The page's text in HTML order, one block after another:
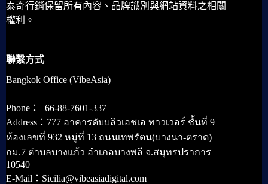
泰奇行銷保留所有內容、品牌識別與網站資料之相關
權利。
聯繫方式
Bangkok Office (VibeAsia)
Phone：+66-88-7601-337
Address：777 อาคารดับบลิวเอชเอ ทาวเวอร์ ชั้นที่ 9
ห้องเลขที่ 932 หมู่ที่ 13 ถนนเทพรัตน(บางนา-ตราด)
กม.7 ตำบลบางแก้ว อำเภอบางพลี จ.สมุทรปราการ
10540
E-Mail：Sicilia@vibeasiadigital.com